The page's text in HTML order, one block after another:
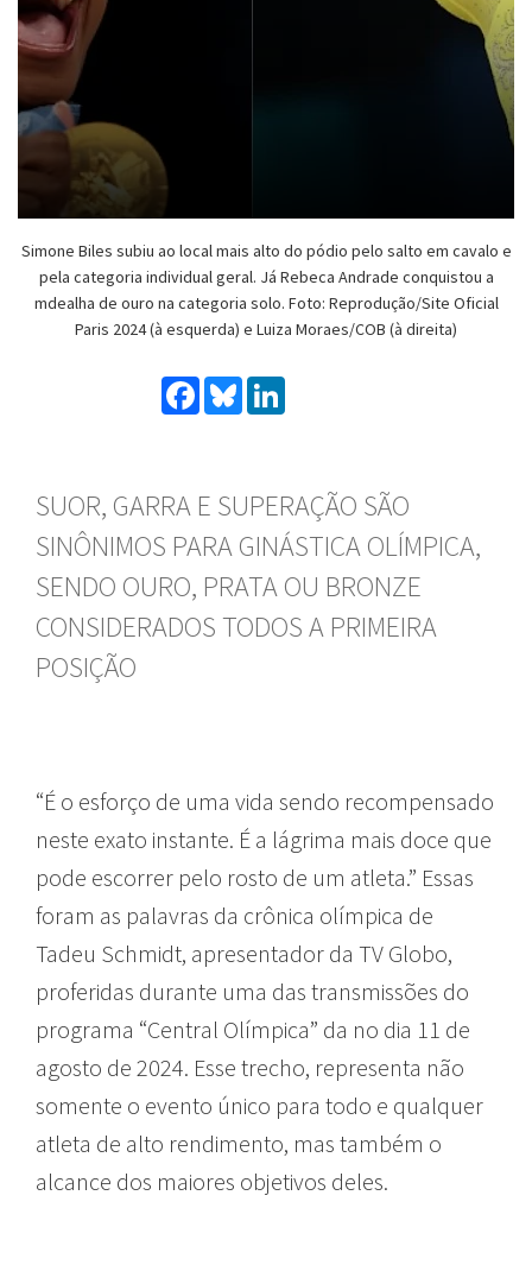
Simone Biles subiu ao local mais alto do pódio pelo salto em cavalo e
pela categoria individual geral. Já Rebeca Andrade conquistou a
mdealha de ouro na categoria solo. Foto: Reprodução/Site Oficial
Paris 2024 (à esquerda) e Luiza Moraes/COB (à direita)
Facebook
Bluesky
SUOR, GARRA E SUPERAÇÃO SÃO
SINÔNIMOS PARA GINÁSTICA OLÍMPICA,
SENDO OURO, PRATA OU BRONZE
CONSIDERADOS TODOS A PRIMEIRA
POSIÇÃO
“É o esforço de uma vida sendo recompensado
neste exato instante. É a lágrima mais doce que
pode escorrer pelo rosto de um atleta.” Essas
foram as palavras da crônica olímpica de
Tadeu Schmidt, apresentador da TV Globo,
proferidas durante uma das transmissões do
programa “Central Olímpica” da no dia 11 de
agosto de 2024. Esse trecho, representa não
somente o evento único para todo e qualquer
atleta de alto rendimento, mas também o
alcance dos maiores objetivos deles.